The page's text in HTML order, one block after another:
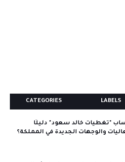
LABELS
CATEGORIES
"تغطيات خالد سعود" دليلًا
والوجهات الجديدة في المملكة؟